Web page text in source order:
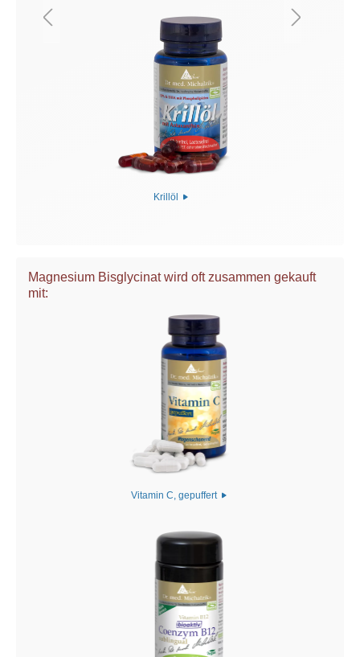
Krillöl
Magnesium Bisglycinat wird oft zusammen gekauft
mit:
Vitamin C, gepuffert